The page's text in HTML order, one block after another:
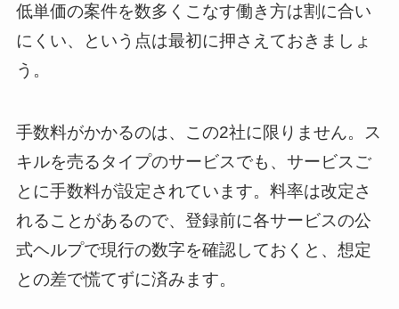
低単価の案件を数多くこなす働き方は割に合い
にくい、という点は最初に押さえておきましょ
う。
手数料がかかるのは、この2社に限りません。ス
キルを売るタイプのサービスでも、サービスご
とに手数料が設定されています。料率は改定さ
れることがあるので、登録前に各サービスの公
式ヘルプで現行の数字を確認しておくと、想定
との差で慌てずに済みます。